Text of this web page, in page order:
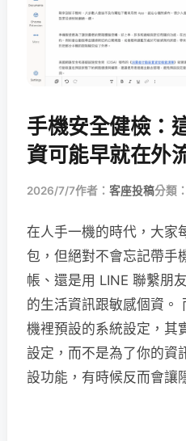
手機安全健檢：
資可能早就在外
2026/7/7作者： 客座投稿分類：
在人手一機的時代，大家
包，但絕對不會忘記帶手
帳、還是用 LINE 聯繫朋
的生活資訊跟敏感個資。
機裡預設的系統設定，其
設定，而不是為了你的資
設功能，有時候反而會讓